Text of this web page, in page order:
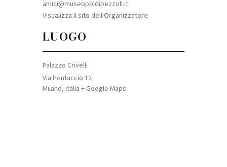
amici@museopoldipezzoli.it
Visualizza il sito dell'Organizzatore
LUOGO
Palazzo Crivelli
Via Pontaccio 12
Milano, Italia + Google Maps